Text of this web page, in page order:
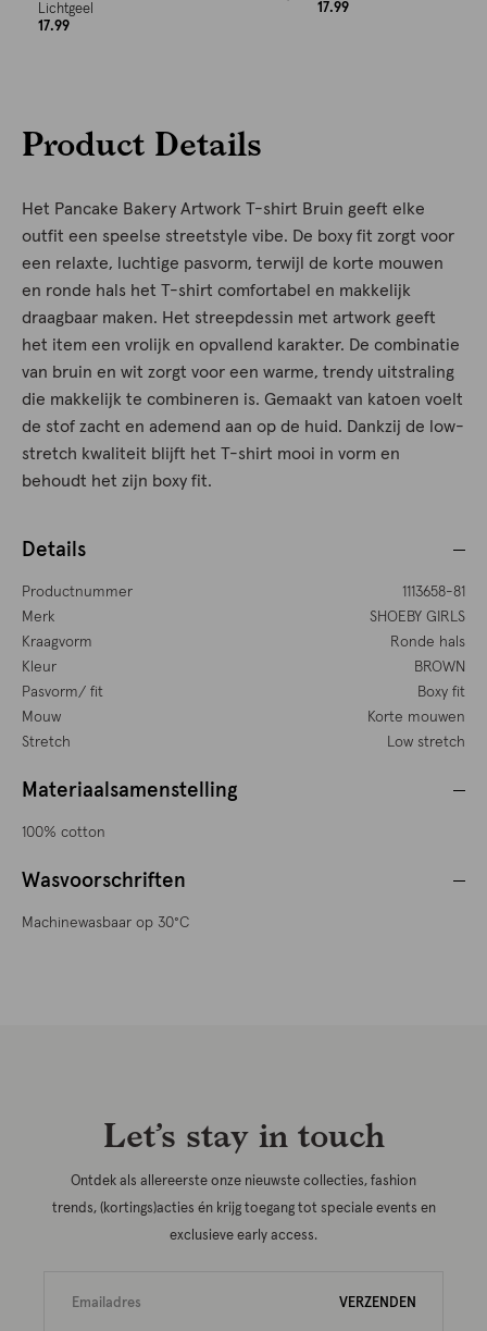
Lichtgeel
17.99
17.99
Product Details
Het Pancake Bakery Artwork T-shirt Bruin geeft elke
outfit een speelse streetstyle vibe. De boxy fit zorgt voor
een relaxte, luchtige pasvorm, terwijl de korte mouwen
en ronde hals het T-shirt comfortabel en makkelijk
draagbaar maken. Het streepdessin met artwork geeft
het item een vrolijk en opvallend karakter. De combinatie
van bruin en wit zorgt voor een warme, trendy uitstraling
die makkelijk te combineren is. Gemaakt van katoen voelt
de stof zacht en ademend aan op de huid. Dankzij de low-
stretch kwaliteit blijft het T-shirt mooi in vorm en
behoudt het zijn boxy fit.
Details
Productnummer
1113658-81
Merk
SHOEBY GIRLS
Kraagvorm
Ronde hals
Kleur
BROWN
Pasvorm/ fit
Boxy fit
Mouw
Korte mouwen
Stretch
Low stretch
Materiaalsamenstelling
100% cotton
Wasvoorschriften
Machinewasbaar op 30°C
Let’s stay in touch
Ontdek als allereerste onze nieuwste collecties, fashion
trends, (kortings)acties én krijg toegang tot speciale events en
exclusieve early access.
VERZENDEN